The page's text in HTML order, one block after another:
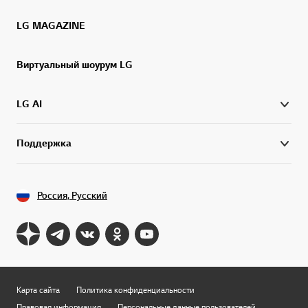
LG MAGAZINE
Виртуальный шоурум LG
LG AI
Поддержка
Россия, Русский
Карта сайта
Политика конфиденциальности